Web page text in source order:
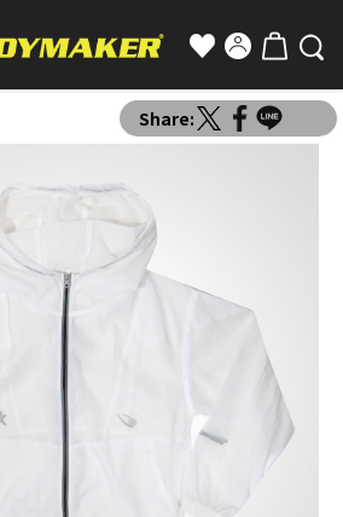
Share: